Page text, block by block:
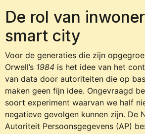
De rol van
smart city
Voor de generaties die zijn
Orwell’s 1984 is het idee van het
van data door autoriteiten die op
maken geen fijn idee. Ongevraagd
soort experiment waarvan we half
negatieve gevolgen kunnen zijn. De
Autoriteit Persoonsgegevens (AP)